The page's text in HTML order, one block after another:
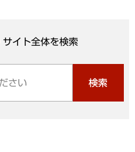
サイト全体を検索
検索